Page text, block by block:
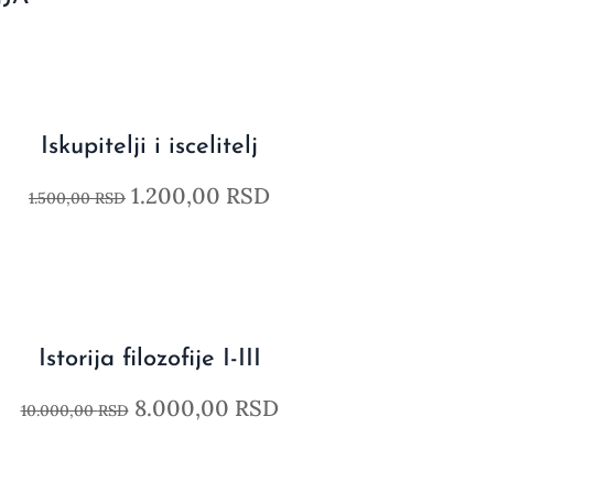
Iskupitelji i iscelitelj
1.500,00RSD 1.200,00 RSD
Istorija filozofije I-III
10.000,00RSD 8.000,00 RSD